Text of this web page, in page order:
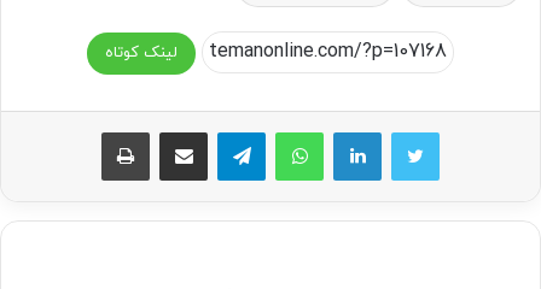
لینک کوتاه
واتس آپ تلگرام اشتراک گذاری از طریق ایمیل چاپ